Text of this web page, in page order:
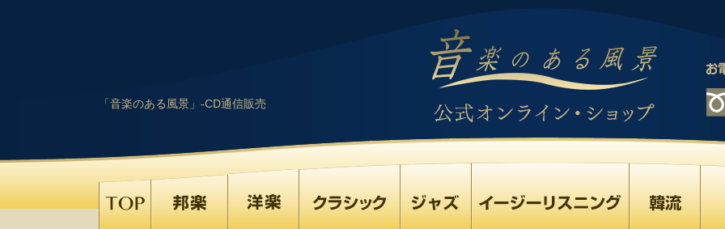
「音楽のある風景」-CD通信販売